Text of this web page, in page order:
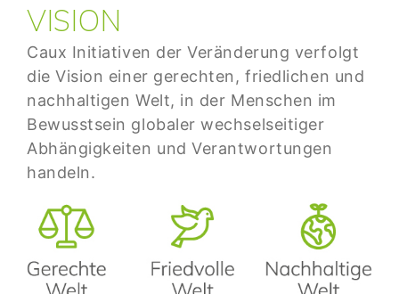
VISION
Caux Initiativen der Veränderung verfolgt
die Vision einer gerechten, friedlichen und
nachhaltigen Welt, in der Menschen im
Bewusstsein globaler wechselseitiger
Abhängigkeiten und Verantwortungen
handeln.